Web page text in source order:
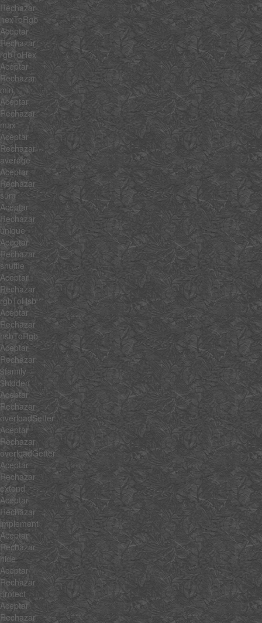
Rechazar
hexToRgb
Aceptar
Rechazar
rgbToHex
Aceptar
Rechazar
min
Aceptar
Rechazar
max
Aceptar
Rechazar
average
Aceptar
Rechazar
sum
Aceptar
Rechazar
unique
Aceptar
Rechazar
shuffle
Aceptar
Rechazar
rgbToHsb
Aceptar
Rechazar
hsbToRgb
Aceptar
Rechazar
$family
$hidden
Aceptar
Rechazar
overloadSetter
Aceptar
Rechazar
overloadGetter
Aceptar
Rechazar
extend
Aceptar
Rechazar
implement
Aceptar
Rechazar
hide
Aceptar
Rechazar
protect
Aceptar
Rechazar